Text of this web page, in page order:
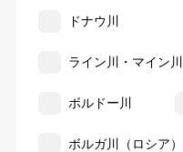
ドナウ川
ライン川・マイン
ボルドー川
ボルガ川（ロシア）